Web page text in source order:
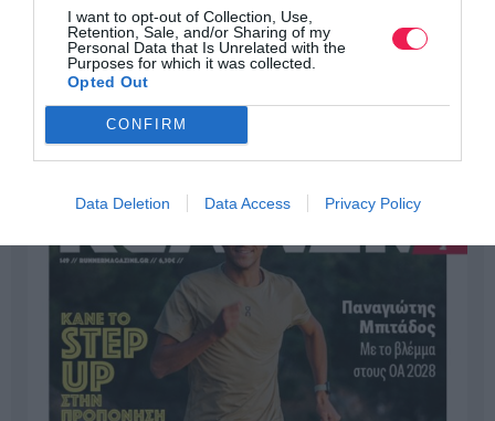
I want to opt-out of Collection, Use,
Retention, Sale, and/or Sharing of my
Personal Data that Is Unrelated with the
Purposes for which it was collected.
Opted Out
CONFIRM
Data Deletion Data Access Privacy Policy